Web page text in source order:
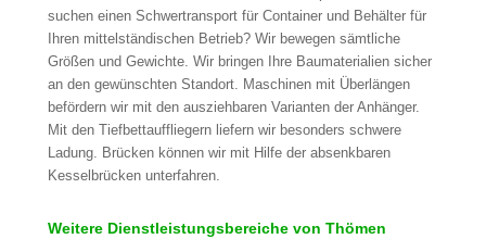
suchen einen Schwertransport für Container und Behälter für
Ihren mittelständischen Betrieb? Wir bewegen sämtliche
Größen und Gewichte. Wir bringen Ihre Baumaterialien sicher
an den gewünschten Standort. Maschinen mit Überlängen
befördern wir mit den ausziehbaren Varianten der Anhänger.
Mit den Tiefbettauffliegern liefern wir besonders schwere
Ladung. Brücken können wir mit Hilfe der absenkbaren
Kesselbrücken unterfahren.
Weitere Dienstleistungsbereiche von Thömen